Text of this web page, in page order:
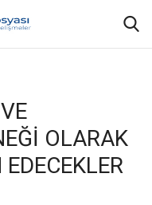
OLARAK